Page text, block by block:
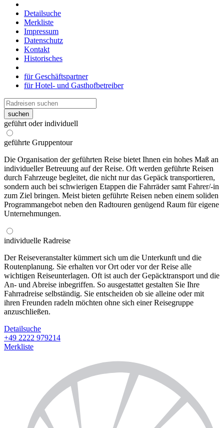
Detailsuche
Merkliste
Impressum
Datenschutz
Kontakt
Historisches
für Geschäftspartner
für Hotel- und Gasthofbetreiber
suchen
geführt oder individuell
geführte Gruppentour
Die Organisation der geführten Reise bietet Ihnen ein hohes Maß an
individueller Betreuung auf der Reise. Oft werden geführte Reisen
durch Fahrzeuge begleitet, die nicht nur das Gepäck transportieren,
sondern auch bei schwierigen Etappen die Fahrräder samt Fahrer/-in
zum Ziel bringen. Meist bieten geführte Reisen neben einem soliden
Programmangebot neben den Radtouren genügend Raum für eigene
Unternehmungen.
individuelle Radreise
Der Reiseveranstalter kümmert sich um die Unterkunft und die
Routenplanung. Sie erhalten vor Ort oder vor der Reise alle
wichtigen Reiseunterlagen. Oft ist auch der Gepäcktransport und die
An- und Abreise inbegriffen. So ausgestattet gestalten Sie Ihre
Fahrradreise selbständig. Sie entscheiden ob sie alleine oder mit
ihren Freunden radeln möchten ohne sich einer Reisegruppe
anzuschließen.
Detailsuche
+49 2222 979214
Merkliste